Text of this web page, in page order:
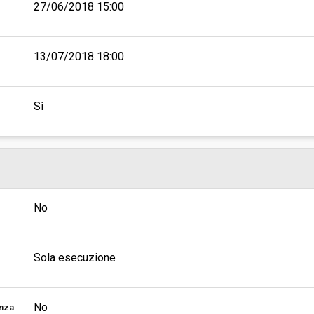
27/06/2018 15:00
13/07/2018 18:00
Sì
No
Sola esecuzione
No